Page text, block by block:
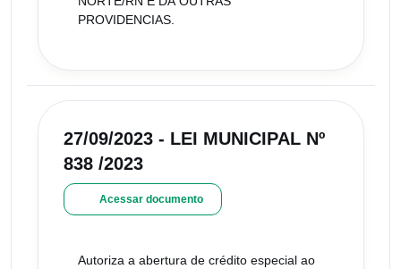
PROVIDENCIAS.
27/09/2023 - LEI MUNICIPAL Nº
838 /2023
Acessar documento
Autoriza a abertura de crédito especial ao